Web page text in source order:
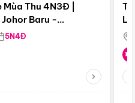
Thu 4N3Đ |
Baru -
5N4Đ